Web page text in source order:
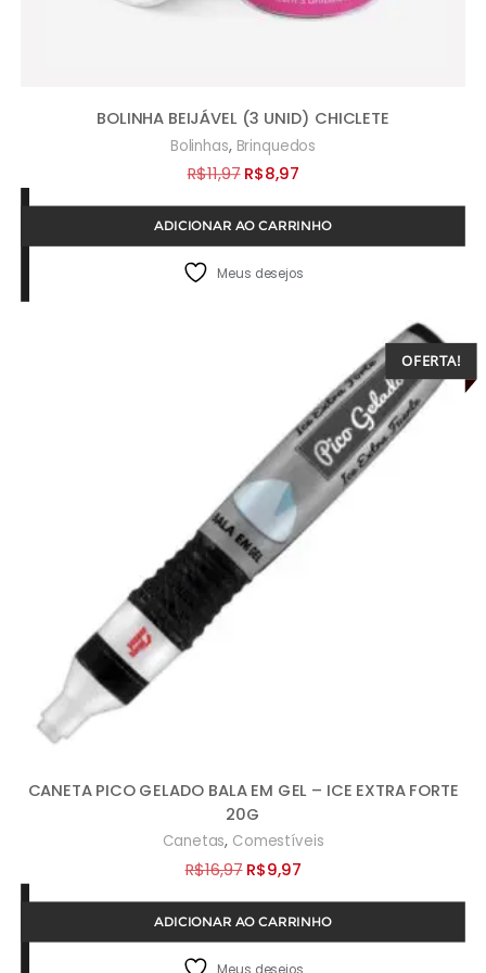
BOLINHA BEIJÁVEL (3 UNID) CHICLETE
Bolinhas, Brinquedos
R$11,97 O
preço
original
R$11,97.
R$8,97O
preço
atual
ADICIONAR AO CARRINHO
Meus desejos
OFERTA!
CANETA PICO GELADO BALA EM GEL – ICE EXTRA FORTE
20G
Canetas, Comestíveis
R$16,97 O
preço
original
R$9,97O
preço
atual
ADICIONAR AO CARRINHO
Meus desejos